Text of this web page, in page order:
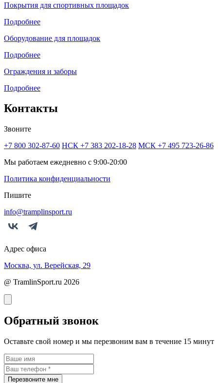
Покрытия для спортивных площадок
Подробнее
Оборудование для площадок
Подробнее
Ограждения и заборы
Подробнее
Контакты
Звоните
+7 800 302-87-60 НСК +7 383 202-18-28 МСК +7 495 723-26-86
Мы работаем ежедневно с 9:00-20:00
Политика конфиденциальности
Пишите
info@tramplinsport.ru
Адрес офиса
Москва, ул. Верейская, 29
@ TramlinSport.ru 2026
Обратный звонок
Оставьте свой номер и мы перезвоним вам в течение 15 минут
Перезвоните мне